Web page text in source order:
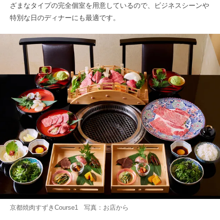
ざまなタイプの完全個室を用意しているので、ビジネスシーンや
特別な日のディナーにも最適です。
京都焼肉すずきCourse1 写真：お店から